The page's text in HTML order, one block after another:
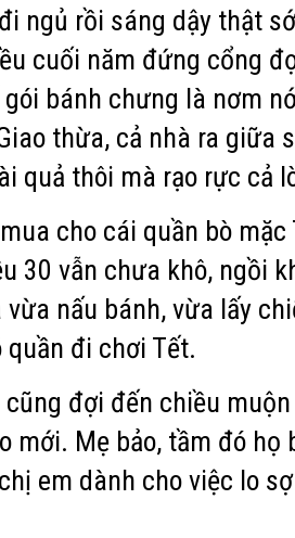
ngủ rồi sáng dậy thật
cuối năm đứng cổng
bánh chưng là nơm
thừa, cả nhà ra giữa
quả thôi mà rạo rực cả
cho cái quần bò
30 vẫn chưa khô, ngồi
vừa nấu bánh, vừa lấy
quần đi chơi Tết.
cũng đợi đến chiều
mới. Mẹ bảo, tầm đó họ
em dành cho việc lo